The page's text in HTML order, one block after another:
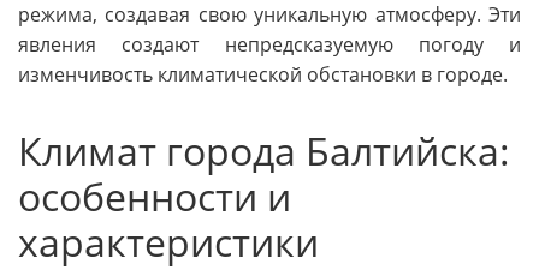
режима, создавая свою уникальную атмосферу. Эти
явления создают непредсказуемую погоду и
изменчивость климатической обстановки в городе.
Климат города Балтийска:
особенности и
характеристики